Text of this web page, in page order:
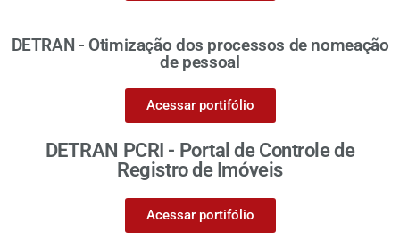
DETRAN - Otimização dos processos de nomeação
de pessoal
Acessar portifólio
DETRAN PCRI - Portal de Controle de
Registro de Imóveis
Acessar portifólio